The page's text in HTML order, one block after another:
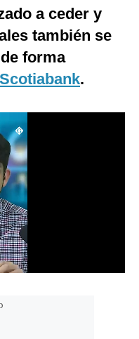
a ceder y
también se
forma
Scotiabank.